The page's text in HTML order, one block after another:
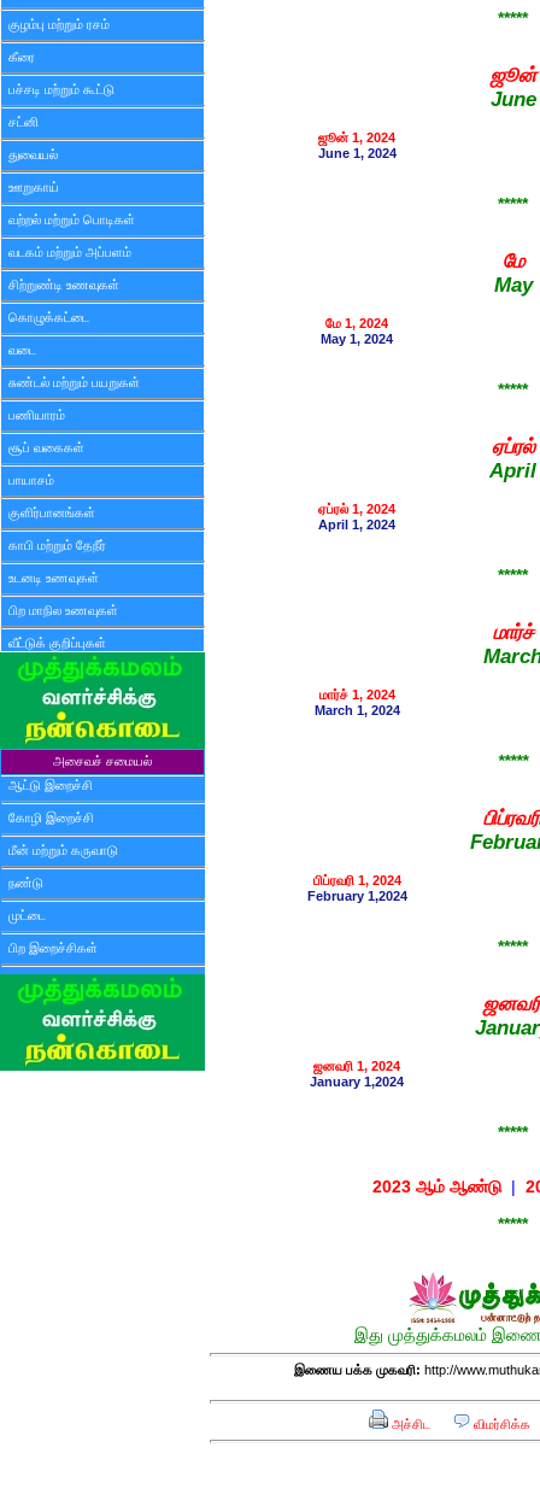
குழம்பு மற்றும் ரசம்
கீரை
பச்சடி மற்றும் கூட்டு
சட்னி
துவையல்
ஊறுகாய்
வற்றல் மற்றும் பொடிகள்
வடகம் மற்றும் அப்பளம்
சிற்றுண்டி உணவுகள்
கொழுக்கட்டை
வடை
சுண்டல் மற்றும் பயறுகள்
பணியாரம்
சூப் வகைகள்
பாயாசம்
குளிர்பானங்கள்
காபி மற்றும் தேநீர்
உடனடி உணவுகள்
பிற மாநில உணவுகள்
வீட்டுக் குறிப்புகள்
அசைவச் சமையல்
ஆட்டு இறைச்சி
கோழி இறைச்சி
மீன் மற்றும் கருவாடு
நண்டு
முட்டை
பிற இறைச்சிகள்
*****
ஜூன்
June
ஜூன் 1, 2024
June 1, 2024
*****
மே
May
மே 1, 2024
May 1, 2024
*****
ஏப்ரல்
April
ஏப்ரல் 1, 2024
April 1, 2024
*****
மார்ச்
மார்ச் 1, 2024
March 1, 2024
*****
பிப்ரவரி 1, 2024
February 1,2024
*****
ஜனவரி 1, 2024
January 1,2024
*****
2023 ஆம் ஆண்டு|
*****
இது முத்துக்கமலம்
இணைய பக்க முகவரி: http://
அச்சிட விமர்சிக்க